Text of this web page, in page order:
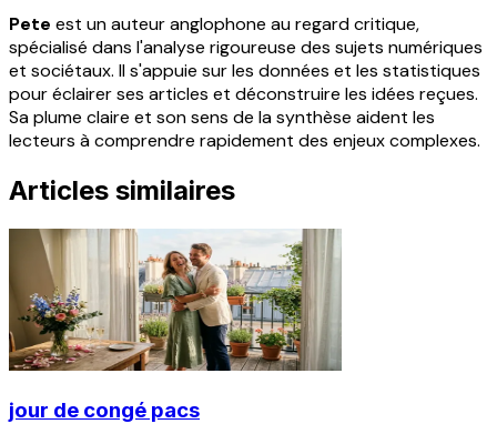
Pete est un auteur anglophone au regard critique,
spécialisé dans l'analyse rigoureuse des sujets numériques
et sociétaux. Il s'appuie sur les données et les statistiques
pour éclairer ses articles et déconstruire les idées reçues.
Sa plume claire et son sens de la synthèse aident les
lecteurs à comprendre rapidement des enjeux complexes.
Articles similaires
jour de congé pacs